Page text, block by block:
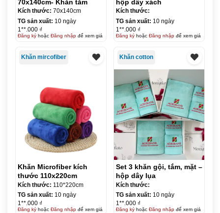
70x140cm- Khăn tắm
Kích thước: 70x140cm
TG sản xuất: 10 ngày
1**.000 ₫
Đăng kýhoặc Đăng nhậpđể xem giá
hộp dây xách
Kích thước:
TG sản xuất: 10 ngày
1**.000 ₫
Đăng kýhoặc Đăng nhậpđể xem giá
Khăn mircofiber
Khăn Microfiber kích
thước 110x220cm
Kích thước: 110*220cm
TG sản xuất: 10 ngày
1**.000 ₫
Đăng kýhoặc Đăng nhậpđể xem giá
Khăn cotton
Set 3 khăn gội, tắm, mặt –
hộp dây lụa
Kích thước:
TG sản xuất: 10 ngày
1**.000 ₫
Đăng kýhoặc Đăng nhậpđể xem giá